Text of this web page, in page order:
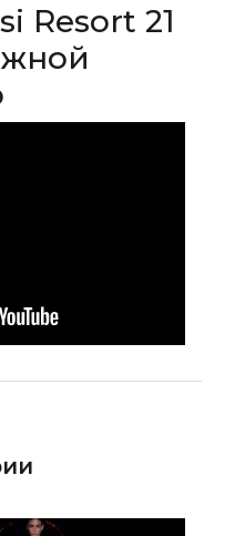
Resort 21